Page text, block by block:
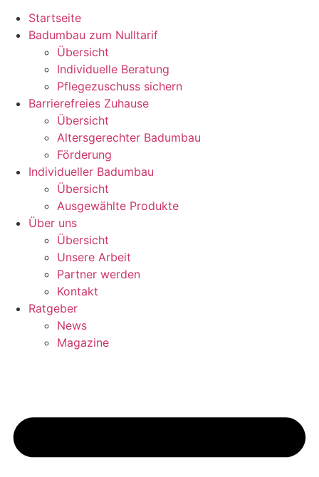
Startseite
Badumbau zum Nulltarif
Übersicht
Individuelle Beratung
Pflegezuschuss sichern
Barrierefreies Zuhause
Übersicht
Altersgerechter Badumbau
Förderung
Individueller Badumbau
Übersicht
Ausgewählte Produkte
Über uns
Übersicht
Unsere Arbeit
Partner werden
Kontakt
Ratgeber
News
Magazine